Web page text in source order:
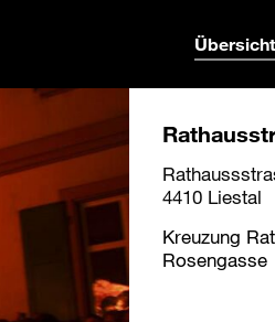
Übersicht
4410 Liestal
Kreuzung
Rosengasse